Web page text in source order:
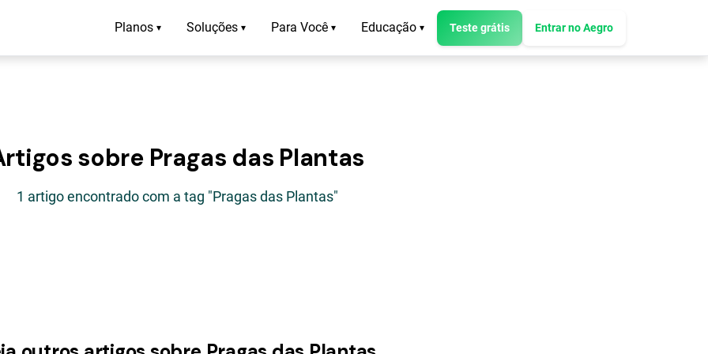
Planos ▾ Soluções ▾ Para Você ▾ Educação ▾ Teste grátis Entrar no Aegro
sobre Pragas das Plantas
1 artigo encontrado com a tag "Pragas das Plantas"